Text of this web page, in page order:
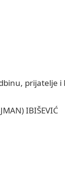
prijatelje i
IBIŠEVIĆ